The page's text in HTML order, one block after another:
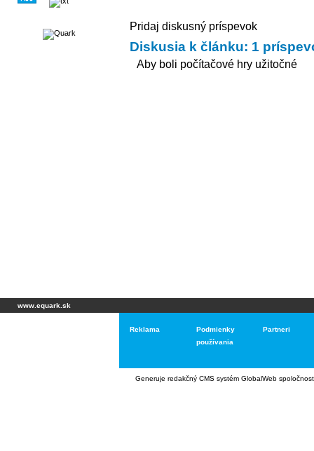
Pridaj diskusný príspevok
Diskusia k článku: 1
Aby boli počítačové hry užitočné
www.equark.sk
Reklama
Podmienky
používania
Partneri
Generuje redakčný CMS systém GlobalWeb